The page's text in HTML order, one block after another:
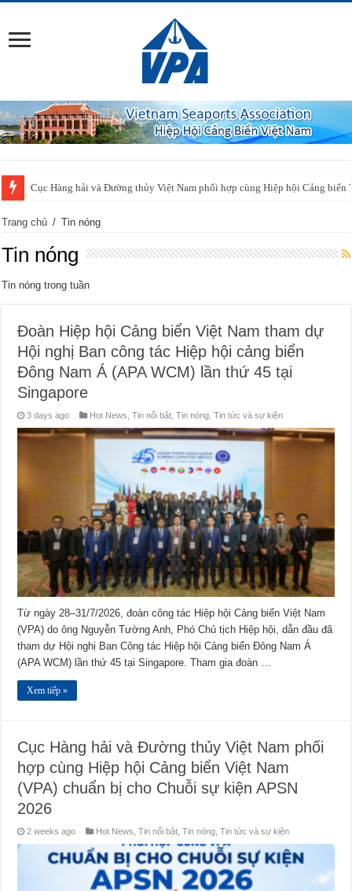
Cục Hàng hải và Đường thủy Việt Nam phối hợp cùng Hiệp hội Cảng biển
Trang chủ / Tin nóng
Tin nóng
Tin nóng trong tuần
Đoàn Hiệp hội Cảng biển Việt Nam tham dự
Hội nghị Ban công tác Hiệp hội cảng biển
Đông Nam Á (APA WCM) lần thứ 45 tại
Singapore
3 days ago Hot News ,Tin nổi bật ,Tin nóng ,Tin tức và sự kiện
Từ ngày 28–31/7/2026, đoàn công tác Hiệp hội Cảng biển Việt Nam
(VPA) do ông Nguyễn Tường Anh, Phó Chủ tịch Hiệp hội, dẫn đầu đã
tham dự Hội nghị Ban Công tác Hiệp hội Cảng biển Đông Nam Á
(APA WCM) lần thứ 45 tại Singapore. Tham gia đoàn …
Xem tiếp »
Cục Hàng hải và Đường thủy Việt Nam phối
hợp cùng Hiệp hội Cảng biển Việt Nam
(VPA) chuẩn bị cho Chuỗi sự kiện APSN
2026
2 weeks ago Hot News ,Tin nổi bật ,Tin nóng ,Tin tức và sự kiện